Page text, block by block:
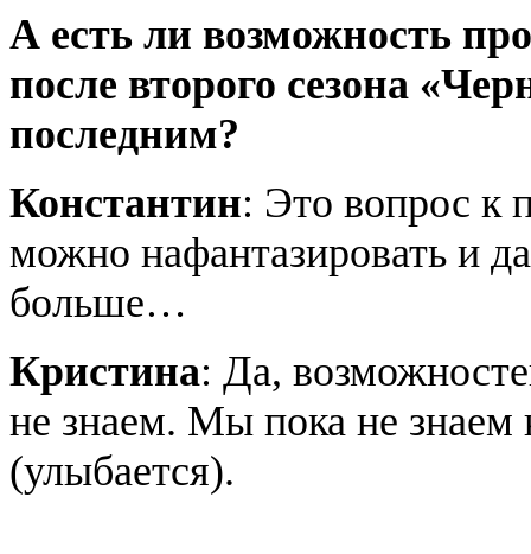
А есть ли возможность
после второго сезона
последним?
Константин: Это вопрос к
можно нафантазировать и
больше…
Кристина: Да,
не знаем. Мы пока не знаем
(улыбается).